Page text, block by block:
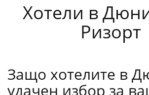
Хотели в
Ризорт
Защо хотелите в
удачен избор за